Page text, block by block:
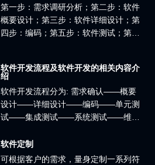
第一步：需求调研分析；第二步：软件
概要设计；第三步：软件详细设计；第
四步：编码；第五步：软件测试；第六
软件开发流程及软件开发的相关内容介
绍
软件开发流程分为: 需求确认——概要
设计——详细设计——编码——单元测
试——集成测试——系统测试——维护
软件定制
可根据客户的需求，量身定制一系列符